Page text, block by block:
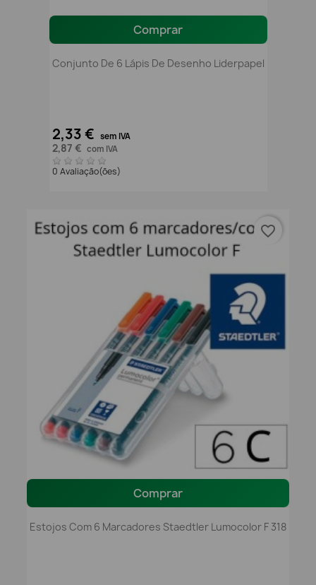
Comprar
Conjunto De 6 Lápis De Desenho Liderpapel
2,33 € sem IVA
2,87 € com IVA
0 Avaliação(ões)
Comprar
Estojos Com 6 Marcadores Staedtler Lumocolor F 318
favorite_border